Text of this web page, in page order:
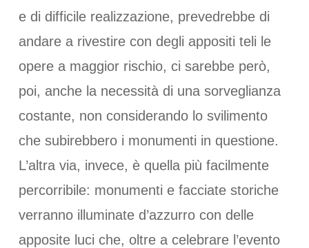
e di difficile realizzazione, prevedrebbe di
andare a rivestire con degli appositi teli le
opere a maggior rischio, ci sarebbe però,
poi, anche la necessità di una sorveglianza
costante, non considerando lo svilimento
che subirebbero i monumenti in questione.
L’altra via, invece, è quella più facilmente
percorribile: monumenti e facciate storiche
verranno illuminate d’azzurro con delle
apposite luci che, oltre a celebrare l’evento